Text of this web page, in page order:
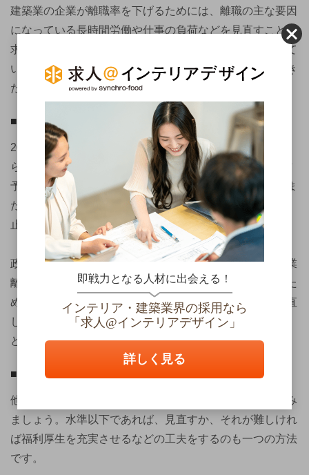
建築業の企業が離職率を下げるためには、離職の主な要因
になっている長時間労働や仕事の負荷などを見直すことが
求められます。また、若年層の建築業離れが顕著になって
いることから、新人や若年層のフォロー体制も整えておき
たいところです。
■労働環境を整備する
2019年に労働基準法が改正され、残業時間の上限が設け
られました。建築業は特例措置がとられており5年間の猶
予がありますが、猶予期間後は罰則も適用となります。ま
た、2020年には不当に短い工期での請負契約の締結を禁
止するよう、建設業法も改正されています。
政府からのメスが入ったことだけでなく、若年層の建築業
離れが叫ばれている昨今、労働環境の整備は人材確保のた
めにも取り組むべきといえます。具体的には、工期の見直
し、業務の効率化、週休2日制の導入、残業時間の削減な
どが求められるでしょう。
■給与の見直し
他社の求人をチェックし、給与水準が適正かどうか見てみ
ましょう。水準以下であれば、見直すか、それが難しけれ
ば福利厚生を充実させるなどの工夫をするのも一つの方法
です。
即戦力となる人材に出会える！
インテリア・建築業界の採用なら
「求人@インテリアデザイン」
詳しく見る